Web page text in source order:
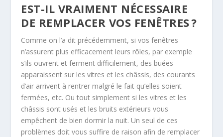
EST-IL VRAIMENT NÉCESSAIRE
DE REMPLACER VOS FENÊTRES ?
Comme on l’a dit précédemment, si vos fenêtres
n’assurent plus efficacement leurs rôles, par exemple
s’ils ouvrent et ferment difficilement, des buées
apparaissent sur les vitres et les châssis, des courants
d’air arrivent à rentrer malgré le fait qu’elles soient
fermées, etc. Ou tout simplement si les vitres et les
châssis sont usés et les bruits extérieurs vous
empêchent de bien dormir la nuit. Un seul de ces
problèmes doit vous suffire de raison afin de remplacer